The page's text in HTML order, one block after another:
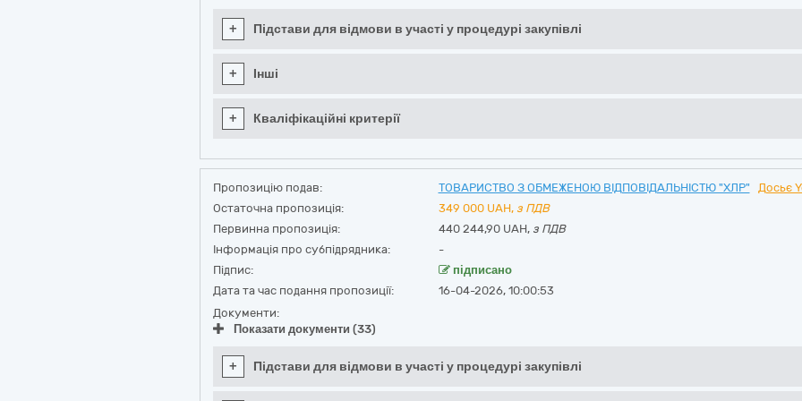
+ Підстави для відмови в участі у процедурі закупівлі
+ Інші
+ Кваліфікаційні критерії
Пропозицію подав: ТОВАРИСТВО З ОБМЕЖЕНОЮ ВІДПОВІДАЛЬНІСТЮ "ХЛР"
Досьє
Остаточна пропозиція:
349 000 UAH, з ПДВ
Первинна пропозиція:
440 244,90 UAH, з ПДВ
Інформація про субпідрядника:
-
Підпис:
підписано
Дата та час подання пропозиції:
16-04-2026, 10:00:53
Документи:
Показати документи (33)
+ Підстави для відмови в участі у процедурі закупівлі